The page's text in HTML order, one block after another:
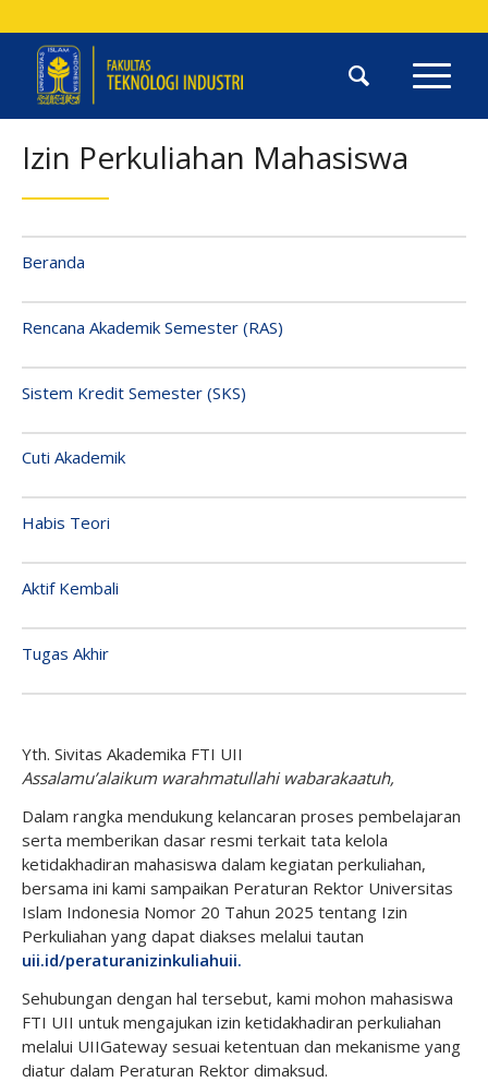
Izin Perkuliahan Mahasiswa
Beranda
Rencana Akademik Semester (RAS)
Sistem Kredit Semester (SKS)
Cuti Akademik
Habis Teori
Aktif Kembali
Tugas Akhir
Yth. Sivitas Akademika FTI UII
Assalamu’alaikum warahmatullahi wabarakaatuh,
Dalam rangka mendukung kelancaran proses pembelajaran
serta memberikan dasar resmi terkait tata kelola
ketidakhadiran mahasiswa dalam kegiatan perkuliahan,
bersama ini kami sampaikan Peraturan Rektor Universitas
Islam Indonesia Nomor 20 Tahun 2025 tentang Izin
Perkuliahan yang dapat diakses melalui tautan
uii.id/peraturanizinkuliahuii.
Sehubungan dengan hal tersebut, kami mohon mahasiswa
FTI UII untuk mengajukan izin ketidakhadiran perkuliahan
melalui UIIGateway sesuai ketentuan dan mekanisme yang
diatur dalam Peraturan Rektor dimaksud.